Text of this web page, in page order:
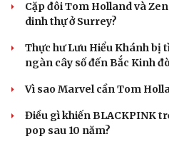
Cặp đôi Tom Holland và
dinh thự ở Surrey?
Thực hư Lưu Hiểu Khánh bị
ngàn cây số đến Bắc Kinh
Vì sao Marvel cần Tom
Điều gì khiến BLACKPINK
pop sau 10 năm?